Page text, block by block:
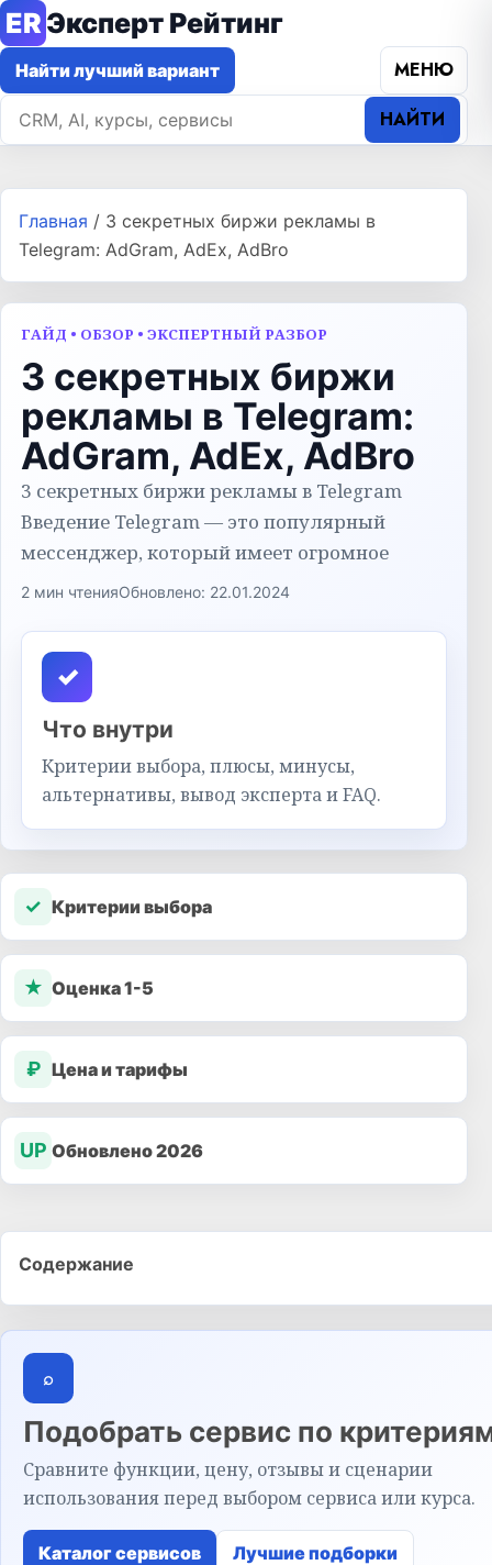
ERЭксперт Рейтинг
НАЙТИ
Найти лучший вариант МЕНЮ
Главная / 3 секретных биржи рекламы в
Telegram: AdGram, AdEx, AdBro
ГАЙД • ОБЗОР • ЭКСПЕРТНЫЙ РАЗБОР
3 секретных биржи
рекламы в Telegram:
AdGram, AdEx, AdBro
3 секретных биржи рекламы в Telegram
Введение Telegram — это популярный
мессенджер, который имеет огромное
2 мин чтенияОбновлено: 22.01.2024
✓
Что внутри
Критерии выбора, плюсы, минусы,
альтернативы, вывод эксперта и FAQ.
✓ Критерии выбора
★ Оценка 1-5
₽ Цена и тарифы
UP Обновлено 2026
Содержание
⌕
Подобрать сервис по
Сравните функции, цену, отзывы и сценарии
использования перед выбором сервиса или курса.
Каталог сервисов Лучшие подборки